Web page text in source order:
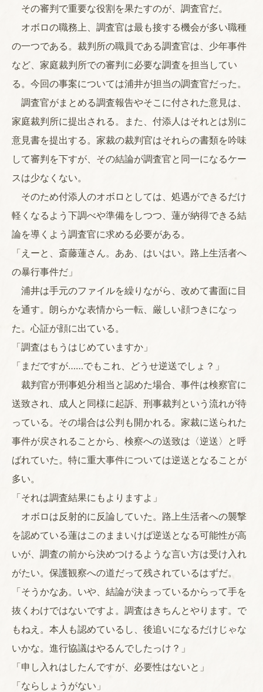
その審判で重要な役割を果たすのが、調査官だ。
オボロの職務上、調査官は最も接する機会が多い職種
の一つである。裁判所の職員である調査官は、少年事件
など、家庭裁判所での審判に必要な調査を担当してい
る。今回の事案については浦井が担当の調査官だった。
調査官がまとめる調査報告やそこに付された意見は、
家庭裁判所に提出される。また、付添人はそれとは別に
意見書を提出する。家裁の裁判官はそれらの書類を吟味
して審判を下すが、その結論が調査官と同一になるケー
スは少なくない。
そのため付添人のオボロとしては、処遇ができるだけ
軽くなるよう下調べや準備をしつつ、蓮が納得できる結
論を導くよう調査官に求める必要がある。
「えーと、斎藤蓮さん。ああ、はいはい。路上生活者へ
の暴行事件だ」
浦井は手元のファイルを繰りながら、改めて書面に目
を通す。朗らかな表情から一転、厳しい顔つきになっ
た。心証が顔に出ている。
「調査はもうはじめていますか」
「まだですが……でもこれ、どうせ逆送でしょ？」
裁判官が刑事処分相当と認めた場合、事件は検察官に
送致され、成人と同様に起訴、刑事裁判という流れが待
っている。その場合は公判も開かれる。家裁に送られた
事件が戻されることから、検察への送致は〈逆送〉と呼
ばれていた。特に重大事件については逆送となることが
多い。
「それは調査結果にもよりますよ」
オボロは反射的に反論していた。路上生活者への襲撃
を認めている蓮はこのままいけば逆送となる可能性が高
いが、調査の前から決めつけるような言い方は受け入れ
がたい。保護観察への道だって残されているはずだ。
「そうかなあ。いや、結論が決まっているからって手を
抜くわけではないですよ。調査はきちんとやります。で
もねえ。本人も認めているし、後追いになるだけじゃな
いかな。進行協議はやるんでしたっけ？」
「申し入れはしたんですが、必要性はないと」
「ならしょうがない」